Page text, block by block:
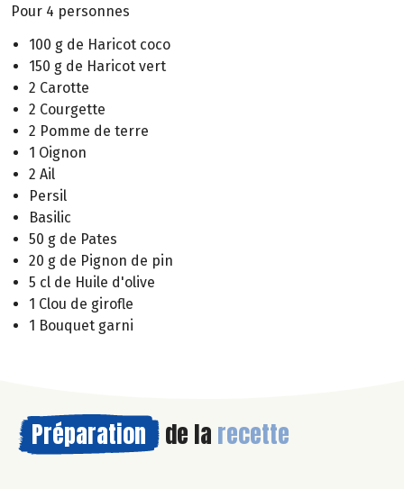
Pour 4 personnes
100 g de Haricot coco
150 g de Haricot vert
2 Carotte
2 Courgette
2 Pomme de terre
1 Oignon
2 Ail
Persil
Basilic
50 g de Pates
20 g de Pignon de pin
5 cl de Huile d'olive
1 Clou de girofle
1 Bouquet garni
Préparation de la recette